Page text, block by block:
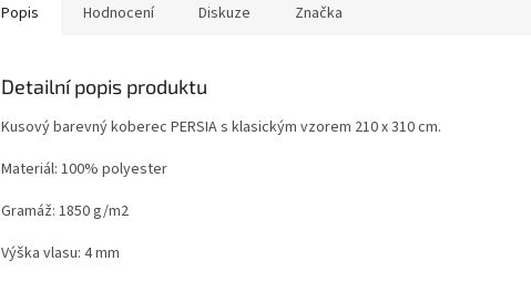
Popis Hodnocení Diskuze Značka
Detailní popis produktu
Kusový barevný koberec PERSIA s klasickým vzorem 210 x 310 cm.
Materiál: 100% polyester
Gramáž: 1850 g/m2
Výška vlasu: 4 mm